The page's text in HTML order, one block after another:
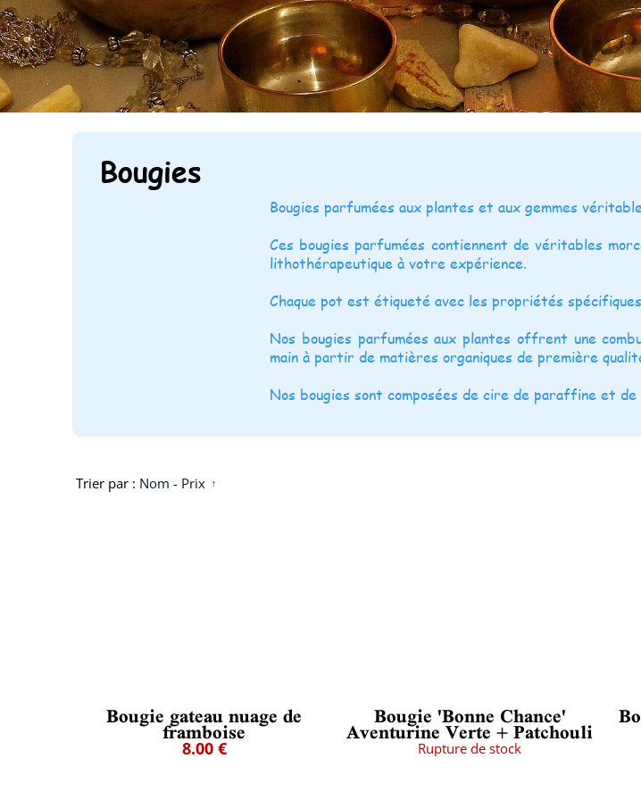
Bougies
Bougies parfumées aux plantes et aux gemmes
Ces bougies parfumées contiennent de véritables
lithothérapeutique à votre expérience.
Chaque pot est étiqueté avec les propriétés
Nos bougies parfumées aux plantes offrent une
main à partir de matières organiques de première
Nos bougies sont composées de cire de paraffine et de
Trier par : Nom - Prix
Bougie gateau nuage de
framboise
8.00 €
Bougie 'Bonne Chance'
Aventurine Verte + Patchouli
Rupture de stock